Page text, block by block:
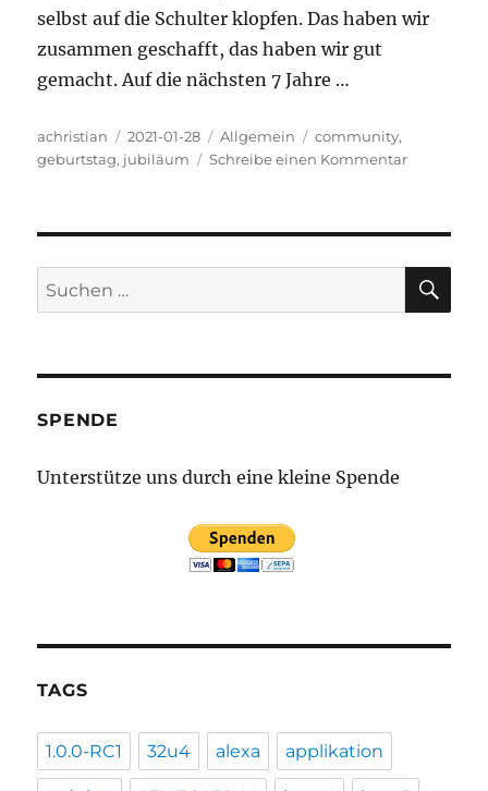
selbst auf die Schulter klopfen. Das haben wir
zusammen geschafft, das haben wir gut
gemacht. Auf die nächsten 7 Jahre …
Autor
achristian
Veröffentlicht
am
2021-01-28 Kategorien
Allgemein Schlagwörter
community,
geburtstag, jubiläum Schreibe einen Kommentarzu
Suchen
nach:
SPENDE
Unterstütze uns durch eine kleine Spende
TAGS
1.0.0-RC1 32u4 alexa applikation